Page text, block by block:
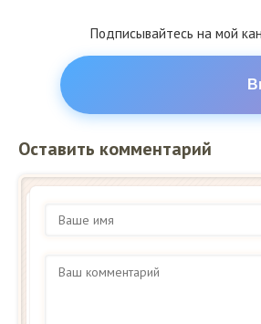
Подписывайтесь на мой
Оставить комментарий